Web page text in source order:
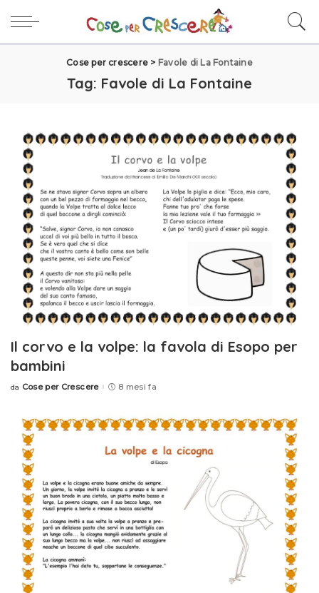
Cose per crescere > Favole di La Fontaine
Tag: Favole di La Fontaine
Il corvo e la volpe: la favola di Esopo per
bambini
Posted
da Cose per Crescere 8 mesi fa